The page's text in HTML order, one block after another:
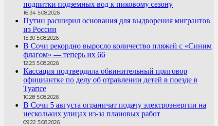
подпитки подземных вод к пиковому сезону
16:34 5.08.2026
Путин расширил основания для выдворения мигрантов
из России
15:30 5.08.2026
В Сочи рекордно выросло количество пляжей с «Синим
флагом» — теперь их 66
12:25 5.08.2026
Кассация подтвердила обвинительный приговор
официантке по делу об отравлении детей в поезде в
Туапсе
10:28 5.08.2026
В Сочи 5 августа ограничат подачу электроэнергии на
нескольких улицах из-за плановых работ
09:22 5.08.2026